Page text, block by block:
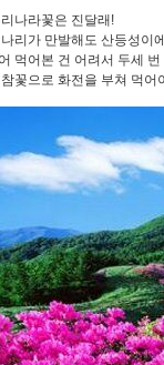
나라꽃은 진달래!
리가 만발해도 산등성이
먹어본 건 어려서 두세
꽃으로 화전을 부쳐 먹어